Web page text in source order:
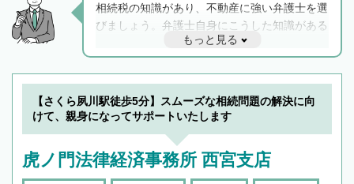
相続税の知識があり、不動産に強い弁護士を選
びましょう。弁護士自身にこうした知識がある
と他士業との連携もスムーズに進み、トラブル
解決のみならず相続をトータルで任せることが
できます。また、相続は感情がからむ分野なの
でフィーリングも重要です。実際に電話や面談
で複数の弁護士と会話をしてウマが合う方に依
もっと見る
【さくら夙川駅徒歩5分】スムーズな相続問題の解決に向
けて、親身になってサポートいたします
虎ノ門法律経済事務所 西宮支店